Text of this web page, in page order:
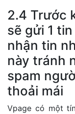
2.4 Trước
sẽ gửi 1
nhận tin
này tránh
spam
thoải mái
Vpage có một